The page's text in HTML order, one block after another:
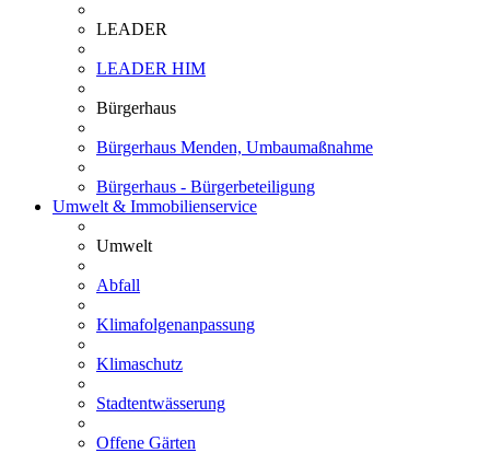
LEADER
LEADER HIM
Bürgerhaus
Bürgerhaus Menden, Umbaumaßnahme
Bürgerhaus - Bürgerbeteiligung
Umwelt & Immobilienservice
Umwelt
Abfall
Klimafolgenanpassung
Klimaschutz
Stadtentwässerung
Offene Gärten